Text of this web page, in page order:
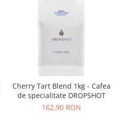
Cherry Tart Blend 1kg - Cafea
de specialitate DROPSHOT
162,90 RON